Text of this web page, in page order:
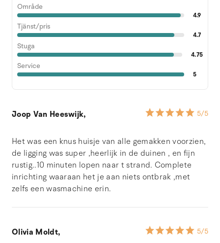
Område
4.9
Tjänst/pris
4.7
Stuga
4.75
Service
5
Joop Van Heeswijk, 5/5
Het was een knus huisje van alle gemakken voorzien,
de ligging was super ,heerlijk in de duinen , en fijn
rustig..10 minuten lopen naar t strand. Complete
inrichting waaraan het je aan niets ontbrak ,met
zelfs een wasmachine erin.
Olivia Moldt, 5/5